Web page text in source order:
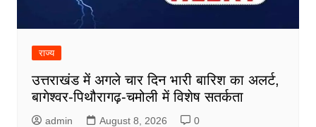
राज्य
उत्तराखंड में अगले चार दिन भारी बारिश का अलर्ट,
बागेश्वर-पिथौरागढ़-चमोली में विशेष सतर्कता
admin August 8, 2026 0